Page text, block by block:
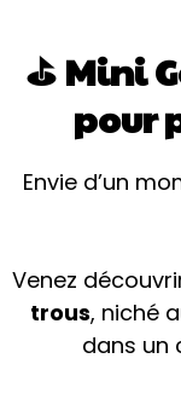
⛳ Mini
pour
Envie d’un
Venez
trous, niché
dans un